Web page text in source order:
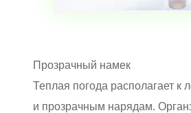
Прозрачный намек
Теплая погода располагает к
и прозрачным нарядам.